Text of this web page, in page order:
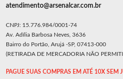
atendimento@arsenalcar.com.br
CNPJ: 15.776.984/0001-74
Av. Adília Barbosa Neves, 3636
Bairro do Portão, Arujá -SP, 07413-000
(RETIRADA DE MERCADORIA NÃO
PAGUE SUAS COMPRAS EM ATÉ 10X SEM